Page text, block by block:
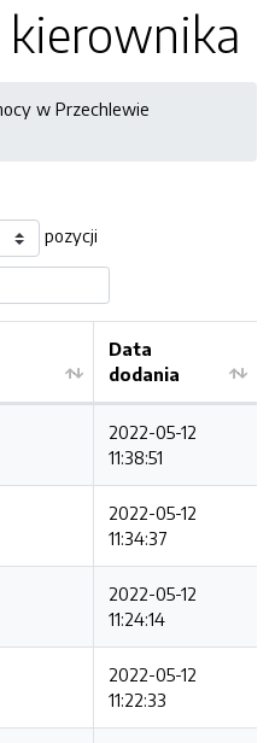
kierownika
w Przechlewie
pozycji
Data
dodania
2022-05-12
11:38:51
2022-05-12
11:34:37
2022-05-12
11:24:14
2022-05-12
11:22:33